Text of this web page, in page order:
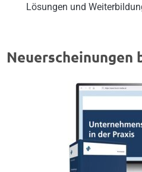
Lösungen und
Neuerscheinungen